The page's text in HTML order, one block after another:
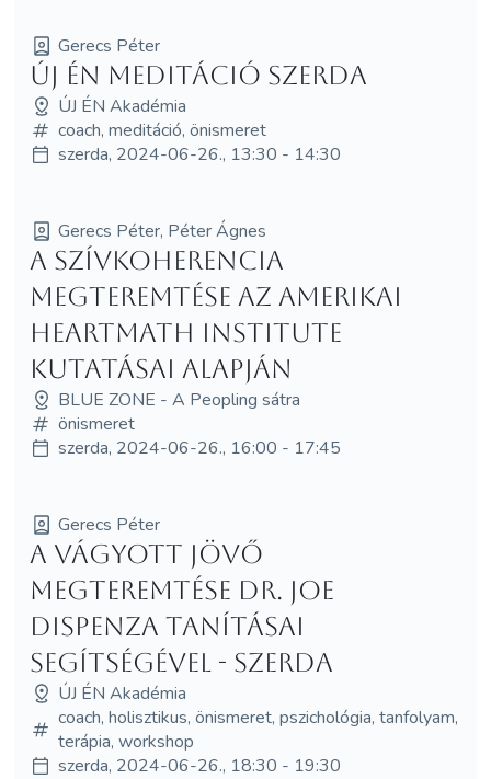
Gerecs Péter
Új Én Meditáció Szerda
ÚJ ÉN Akadémia
coach, meditáció, önismeret
szerda, 2024-06-26., 13:30 - 14:30
Gerecs Péter, Péter Ágnes
A szívkoherencia
megteremtése az amerikai
HeartMath Institute
kutatásai alapján
BLUE ZONE - A Peopling sátra
önismeret
szerda, 2024-06-26., 16:00 - 17:45
Gerecs Péter
A vágyott jövő
megteremtése Dr. Joe
Dispenza tanításai
segítségével - Szerda
ÚJ ÉN Akadémia
coach, holisztikus, önismeret, pszichológia, tanfolyam,
terápia, workshop
szerda, 2024-06-26., 18:30 - 19:30